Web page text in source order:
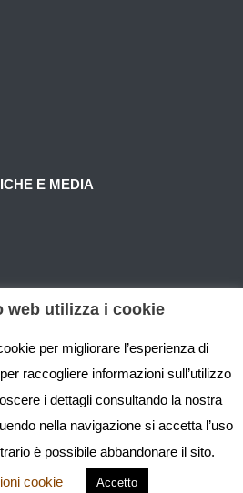
E MEDIA
web utilizza i cookie
per migliorare l’esperienza di
raccogliere informazioni sull’utilizzo
i dettagli consultando la nostra
nella navigazione si accetta l’uso
è possibile abbandonare il sito.
cookie
Accetto